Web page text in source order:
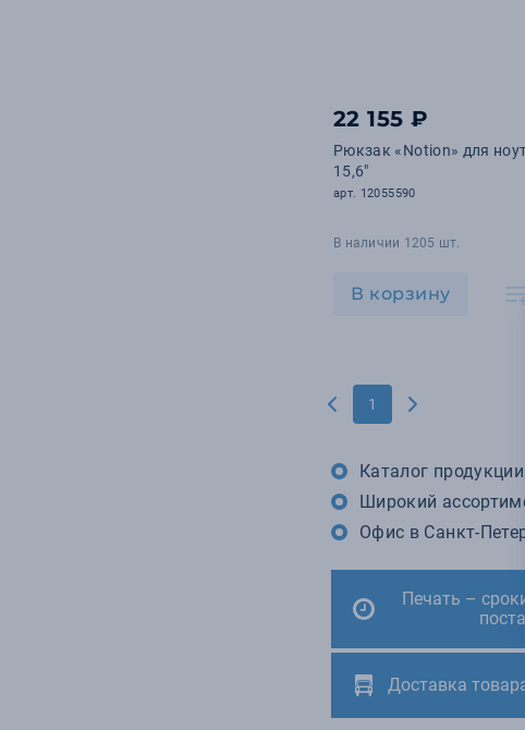
22 155 ₽
Рюкзак «Notion» для
15,6"
арт. 12055590
В наличии 1205 шт.
В корзину
1
Каталог
Широкий
Офис в Санкт-
Печать –
Доставка